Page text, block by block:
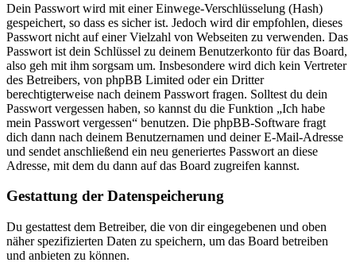
Dein Passwort wird mit einer Einwege-Verschlüsselung (Hash)
gespeichert, so dass es sicher ist. Jedoch wird dir empfohlen, dieses
Passwort nicht auf einer Vielzahl von Webseiten zu verwenden. Das
Passwort ist dein Schlüssel zu deinem Benutzerkonto für das Board,
also geh mit ihm sorgsam um. Insbesondere wird dich kein Vertreter
des Betreibers, von phpBB Limited oder ein Dritter
berechtigterweise nach deinem Passwort fragen. Solltest du dein
Passwort vergessen haben, so kannst du die Funktion „Ich habe
mein Passwort vergessen“ benutzen. Die phpBB-Software fragt
dich dann nach deinem Benutzernamen und deiner E-Mail-Adresse
und sendet anschließend ein neu generiertes Passwort an diese
Adresse, mit dem du dann auf das Board zugreifen kannst.
Gestattung der Datenspeicherung
Du gestattest dem Betreiber, die von dir eingegebenen und oben
näher spezifizierten Daten zu speichern, um das Board betreiben
und anbieten zu können.